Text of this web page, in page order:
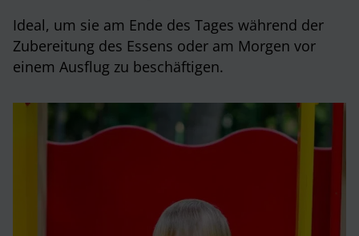
Ideal, um sie am Ende des Tages während der
Zubereitung des Essens oder am Morgen vor
einem Ausflug zu beschäftigen.